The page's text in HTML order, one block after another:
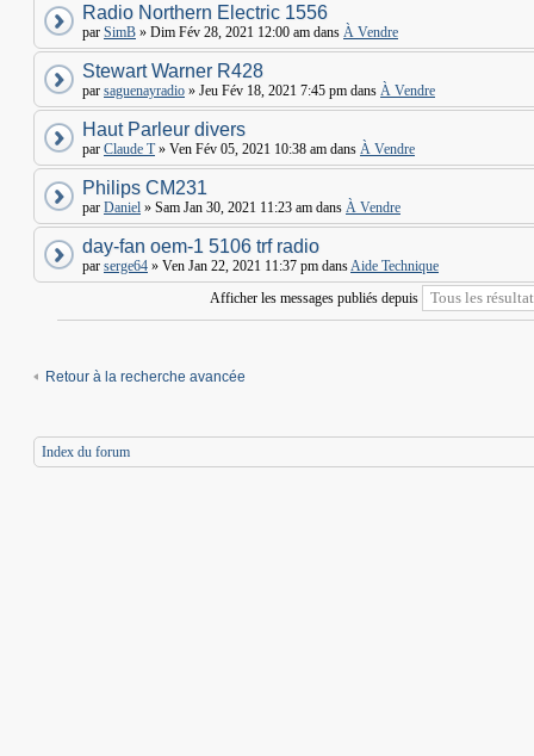
Radio Northern Electric 1556
par SimB » Dim Fév 28, 2021 12:00 am dans À Vendre
Stewart Warner R428
par saguenayradio » Jeu Fév 18, 2021 7:45 pm dans À Vendre
Haut Parleur divers
par Claude T» Ven Fév 05, 2021 10:38 am dans À Vendre
Philips CM231
par Daniel » Sam Jan 30, 2021 11:23 am dans À Vendre
day-fan oem-1 5106 trf radio
par serge64 » Ven Jan 22, 2021 11:37 pm dansAide Technique
Afficher les messages publiés depuis
Retour à la recherche avancée
Index du forum